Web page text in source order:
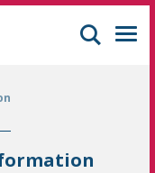
continue à Mulhouse